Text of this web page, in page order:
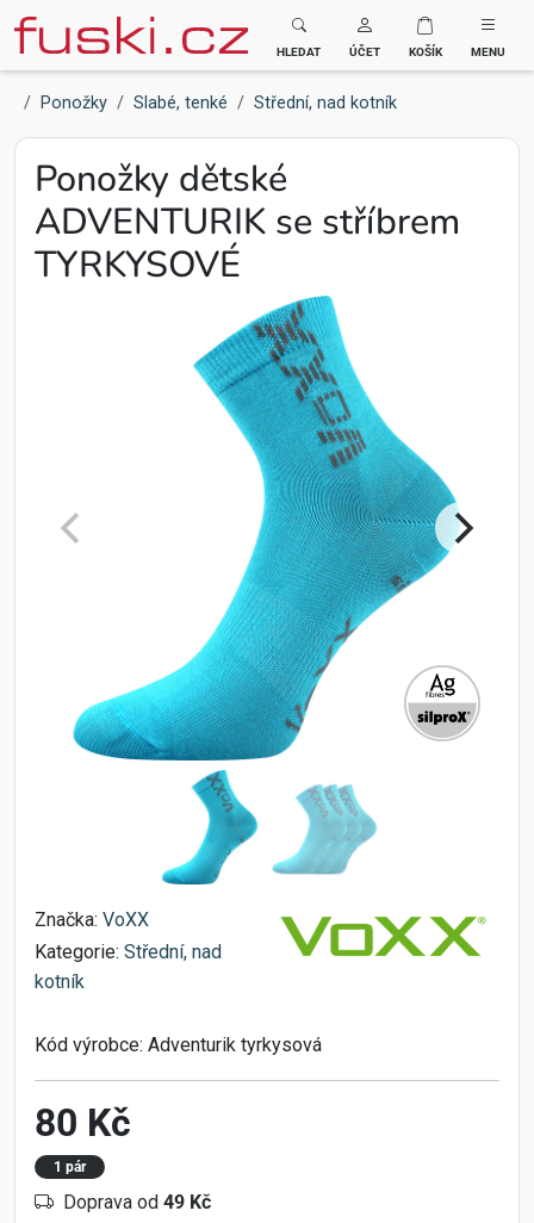
Fuski BOMA
HLEDAT ÚČET KOŠÍK MENU
Ponožky Slabé, tenké Střední, nad kotník
Ponožky dětské
ADVENTURIK se stříbrem
TYRKYSOVÉ
Značka: VoXX
Kategorie: Střední, nad
kotník
Kód výrobce: Adventurik tyrkysová
80 Kč
1 pár
Doprava od 49 Kč